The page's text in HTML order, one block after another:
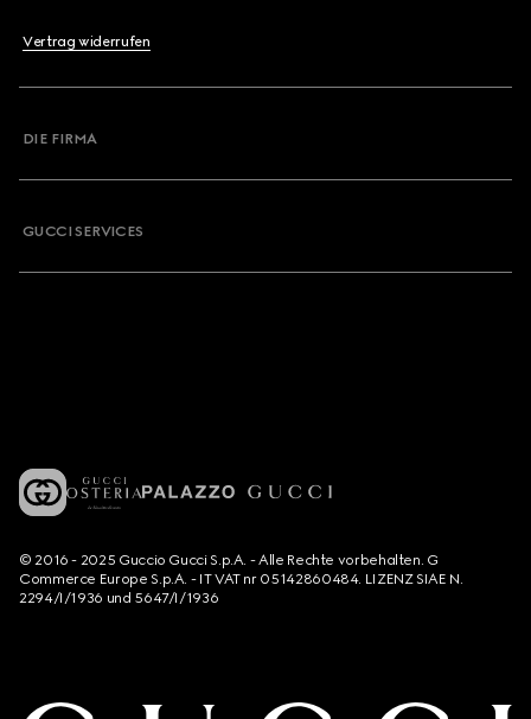
Vertrag widerrufen
DIE FIRMA
GUCCI SERVICES
© 2016 - 2025 Guccio Gucci S.p.A. - Alle Rechte vorbehalten. G
Commerce Europe S.p.A. - IT VAT nr 05142860484. LIZENZ SIAE N.
2294/I/1936 und 5647/I/1936